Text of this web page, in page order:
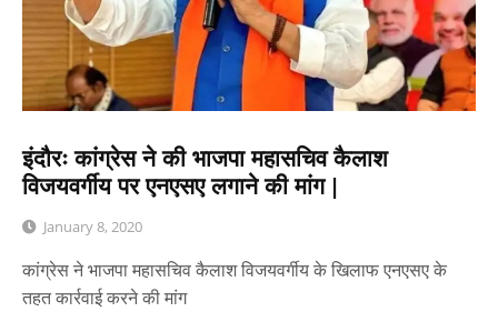
इंदौरः कांग्रेस ने की भाजपा महासचिव कैलाश
विजयवर्गीय पर एनएसए लगाने की मांग |
January 8, 2020
कांग्रेस ने भाजपा महासचिव कैलाश विजयवर्गीय के खिलाफ एनएसए के
तहत कार्रवाई करने की मांग